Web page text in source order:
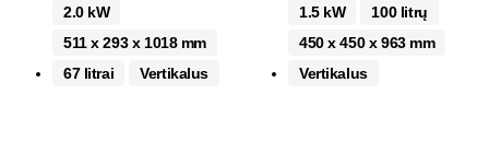
2.0 kW
511 x 293 x 1018 mm
67 litrai
Vertikalus
1.5 kW
100 litrų
450 x 450 x 963 mm
Vertikalus